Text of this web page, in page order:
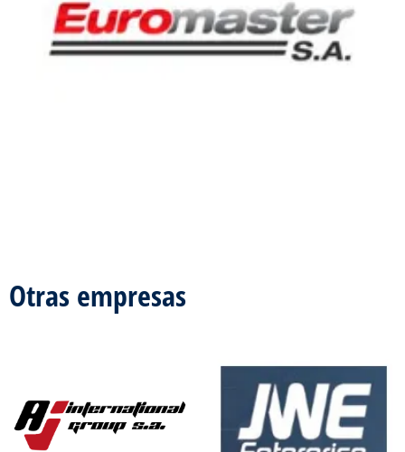
Otras empresas